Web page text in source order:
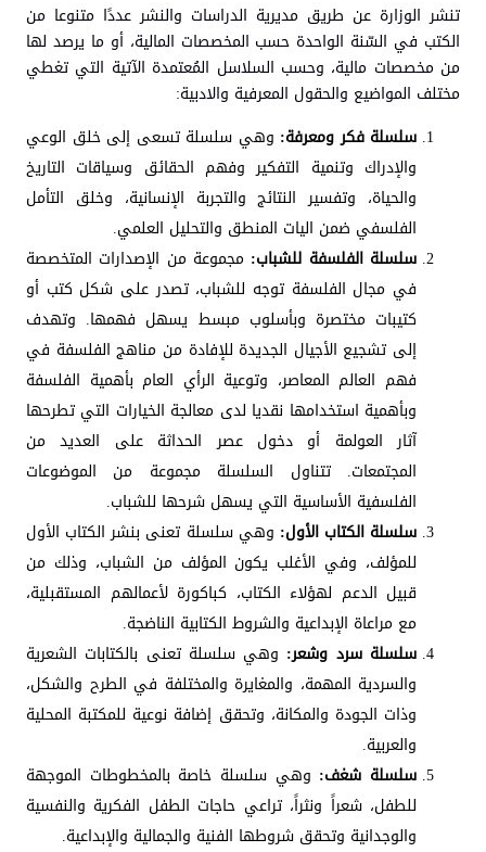
تنشر الوزارة عن طريق مديرية الدراسات والنشر عددًا متنوعا من
الكتب في السّنة الواحدة حسب المخصصات المالية، أو ما يرصد لها
من مخصصات مالية، وحسب السلاسل المُعتمدة الآتية التي تغطي
مختلف المواضيع والحقول المعرفية والادبية:
سلسلة فكر ومعرفة: وهي سلسلة تسعى إلى خلق الوعي
والإدراك وتنمية التفكير وفهم الحقائق وسياقات التاريخ
والحياة، وتفسير النتائج والتجربة الإنسانية، وخلق التأمل
الفلسفي ضمن اليات المنطق والتحليل العلمي.
سلسلة الفلسفة للشباب: مجموعة من الإصدارات المتخصصة
في مجال الفلسفة توجه للشباب، تصدر على شكل كتب أو
كتيبات مختصرة وبأسلوب مبسط يسهل فهمها. وتهدف
إلى تشجيع الأجيال الجديدة للإفادة من مناهج الفلسفة في
فهم العالم المعاصر، وتوعية الرأي العام بأهمية الفلسفة
وبأهمية استخدامها نقديا لدى معالجة الخيارات التي تطرحها
آثار العولمة أو دخول عصر الحداثة على العديد من
المجتمعات. تتناول السلسلة مجموعة من الموضوعات
الفلسفية الأساسية التي يسهل شرحها للشباب.
سلسلة الكتاب الأول: وهي سلسلة تعنى بنشر الكتاب الأول
للمؤلف، وفي الأغلب يكون المؤلف من الشباب، وذلك من
قبيل الدعم لهؤلاء الكتاب، كباكورة لأعمالهم المستقبلية،
مع مراعاة الإبداعية والشروط الكتابية الناضجة.
سلسلة سرد وشعر: وهي سلسلة تعنى بالكتابات الشعرية
والسردية المهمة، والمغايرة والمختلفة في الطرح والشكل،
وذات الجودة والمكانة، وتحقق إضافة نوعية للمكتبة المحلية
والعربية.
سلسلة شغف: وهي سلسلة خاصة بالمخطوطات الموجهة
للطفل، شعراً ونثراً، تراعي حاجات الطفل الفكرية والنفسية
والوجدانية وتحقق شروطها الفنية والجمالية والإبداعية.